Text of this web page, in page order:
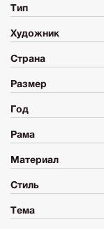
Тип
Художник
Страна
Размер
Год
Рама
Материал
Стиль
Тема